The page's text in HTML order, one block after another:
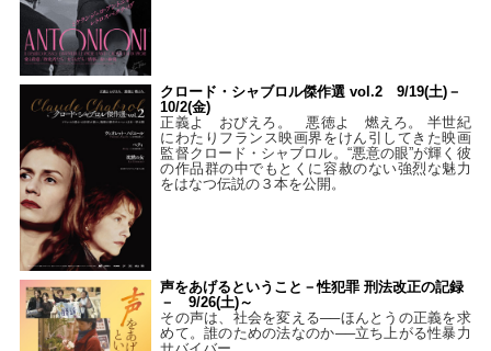
クロード・シャブロル傑作選 vol.2 9/19(土)－
10/2(金)
正義よ おびえろ。 悪徳よ 燃えろ。 半世紀
にわたりフランス映画界をけん引してきた映画
監督クロード・シャブロル。“悪意の眼”が輝く彼
の作品群の中でもとくに容赦のない強烈な魅力
をはなつ伝説の３本を公開。
声をあげるということ－性犯罪 刑法改正の記録
－ 9/26(土)～
その声は、社会を変える──ほんとうの正義を求
めて。誰のための法なのか──立ち上がる性暴力